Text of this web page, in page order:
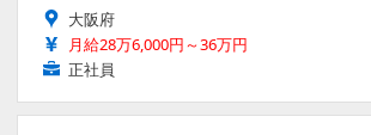
大阪府
月給28万6,000円～36万円
正社員